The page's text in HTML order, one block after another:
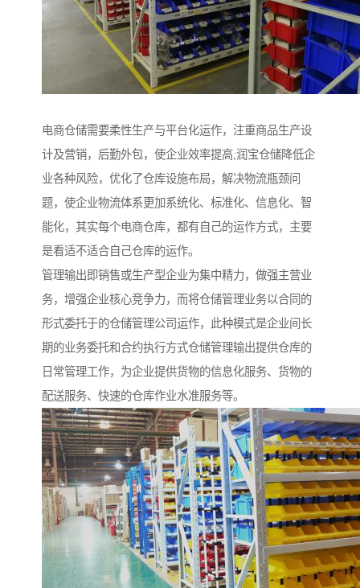
电商仓储需要柔性生产与平台化运作，注重商品生产设
计及营销，后勤外包，使企业效率提高;润宝仓储降低企
业各种风险，优化了仓库设施布局，解决物流瓶颈问
题，使企业物流体系更加系统化、标准化、信息化、智
能化，其实每个电商仓库，都有自己的运作方式，主要
是看适不适合自己仓库的运作。
管理输出即销售或生产型企业为集中精力，做强主营业
务，增强企业核心竞争力，而将仓储管理业务以合同的
形式委托于的仓储管理公司运作，此种模式是企业间长
期的业务委托和合约执行方式仓储管理输出提供仓库的
日常管理工作，为企业提供货物的信息化服务、货物的
配送服务、快速的仓库作业水准服务等。